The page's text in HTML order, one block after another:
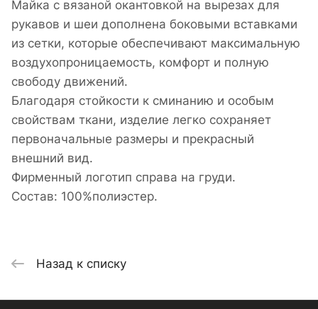
Майка с вязаной окантовкой на вырезах для
рукавов и шеи дополнена боковыми вставками
из сетки, которые обеспечивают максимальную
воздухопроницаемость, комфорт и полную
свободу движений.
Благодаря стойкости к сминанию и особым
свойствам ткани, изделие легко сохраняет
первоначальные размеры и прекрасный
внешний вид.
Фирменный логотип справа на груди.
Состав: 100%полиэстер.
Назад к списку